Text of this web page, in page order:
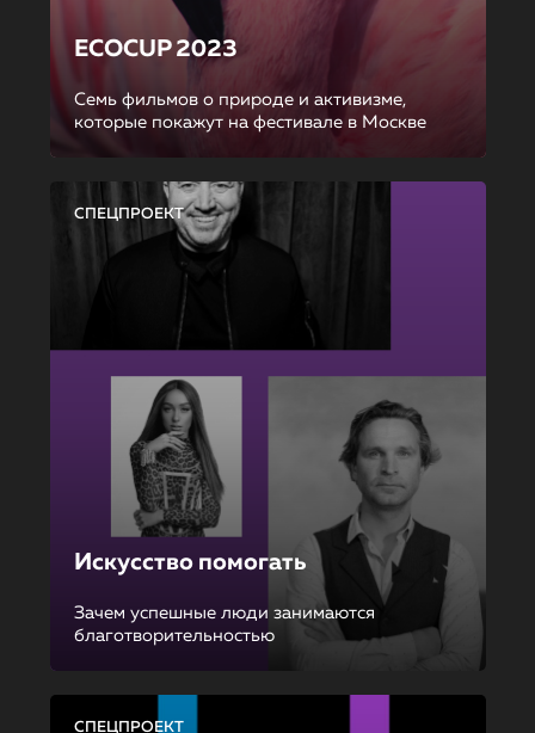
ECOCUP 2023
Семь фильмов о природе и активизме,
которые покажут на фестивале в Москве
СПЕЦПРОЕКТ
Искусство помогать
Зачем успешные люди занимаются
благотворительностью
СПЕЦПРОЕКТ